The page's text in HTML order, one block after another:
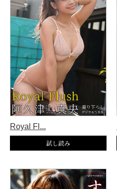
Royal Fl...